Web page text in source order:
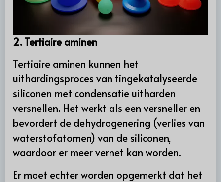
2. Tertiaire aminen
Tertiaire aminen kunnen het
uithardingsproces van tingekatalyseerde
siliconen met condensatie uitharden
versnellen. Het werkt als een versneller en
bevordert de dehydrogenering (verlies van
waterstofatomen) van de siliconen,
waardoor er meer vernet kan worden.
Er moet echter worden opgemerkt dat het